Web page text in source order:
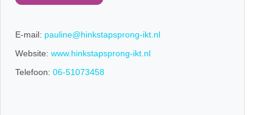
E-mail: pauline@hinkstapsprong-ikt.nl
Website: www.hinkstapsprong-ikt.nl
Telefoon: 06-51073458